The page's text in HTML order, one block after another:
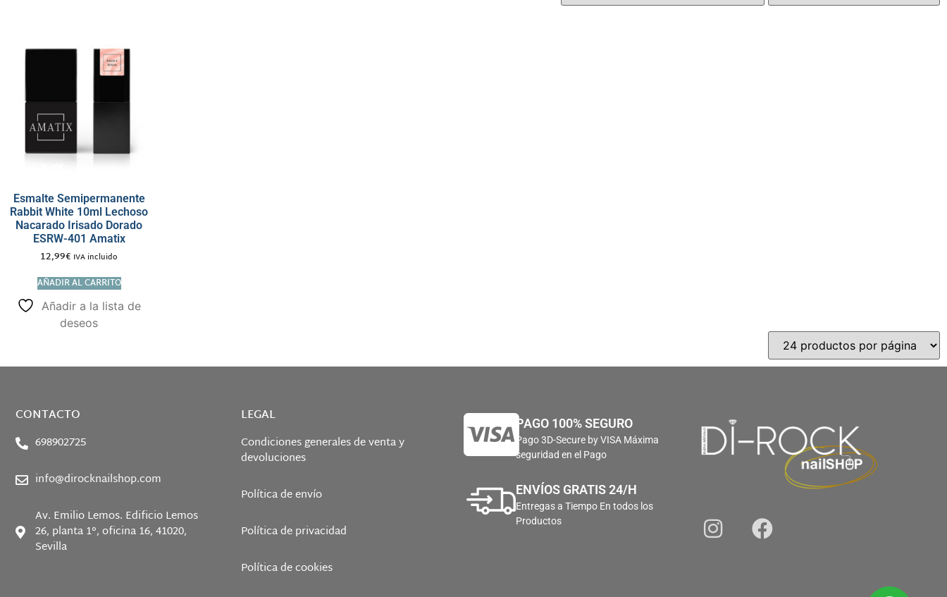
Esmalte Semipermanente
Rabbit White 10ml Lechoso
Nacarado Irisado Dorado
ESRW-401 Amatix
12,99€ IVA incluido
AÑADIR AL CARRITO
Añadir a la lista de
deseos
CONTACTO
698902725
info@dirocknailshop.com
Av. Emilio Lemos. Edificio Lemos
26, planta 1°, oficina 16, 41020,
Sevilla
LEGAL
Condiciones generales de venta y
devoluciones
Política de envío
Política de privacidad
Política de cookies
PAGO 100% SEGURO
Pago 3D-Secure by VISA Máxima
seguridad en el Pago
ENVÍOS GRATIS 24/H
Entregas a Tiempo En todos los
Productos